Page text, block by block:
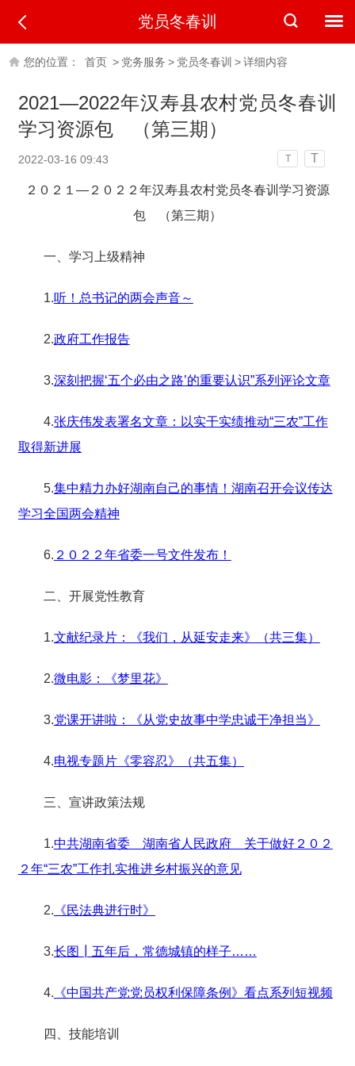
党员冬春训
您的位置： 首页 > 党务服务 > 党员冬春训 >详细内容
2021—2022年汉寿县农村党员冬春训
学习资源包 （第三期）
2022-03-16 09:43 T T
２０２１—２０２２年汉寿县农村党员冬春训学习资源
包 （第三期）
一、学习上级精神
1.听！总书记的两会声音～
2.政府工作报告
3.深刻把握‘五个必由之路’的重要认识”系列评论文章
4.张庆伟发表署名文章：以实干实绩推动“三农”工作
取得新进展
5.集中精力办好湖南自己的事情！湖南召开会议传达
学习全国两会精神
6. ２０２２年省委一号文件发布！
二、开展党性教育
1.文献纪录片：《我们，从延安走来》（共三集）
2.微电影：《梦里花》
3.党课开讲啦：《从党史故事中学忠诚干净担当》
4.电视专题片《零容忍》（共五集）
三、宣讲政策法规
1.中共湖南省委 湖南省人民政府 关于做好２０２
２年“三农”工作扎实推进乡村振兴的意见
2. 《民法典进行时》
3.长图┃五年后，常德城镇的样子……
4. 《中国共产党党员权利保障条例》看点系列短视频
四、技能培训